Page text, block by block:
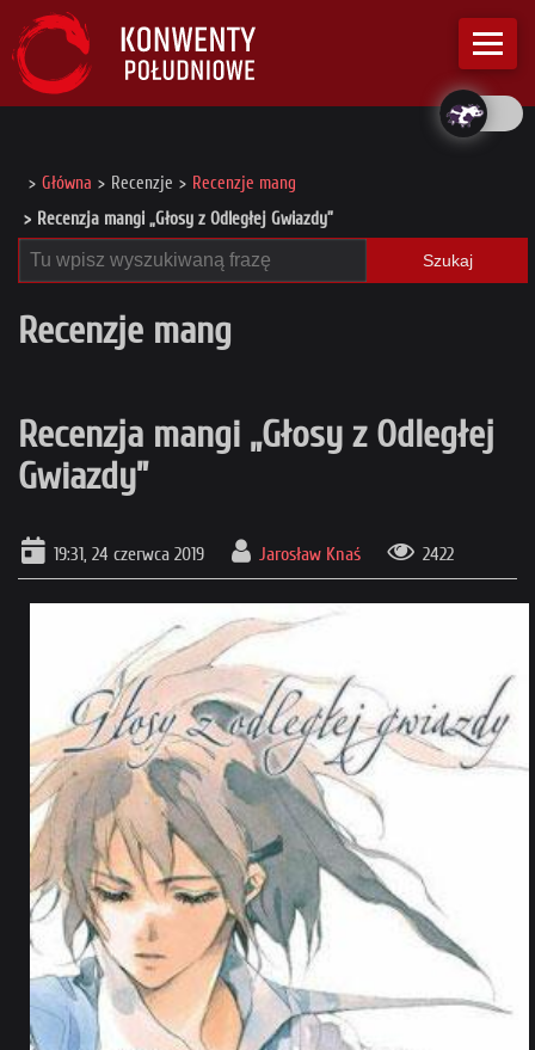
Główna Recenzje
Recenzje mang
Recenzja mangi „Głosy z Odległej Gwiazdy”
Szukaj
Recenzje mang
Recenzja mangi „Głosy z Odległej
Gwiazdy”
19:31, 24 czerwca 2019 Jarosław Knaś 2422